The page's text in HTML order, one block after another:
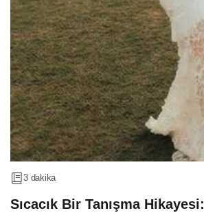
3 dakika
Sıcacık Bir Tanışma